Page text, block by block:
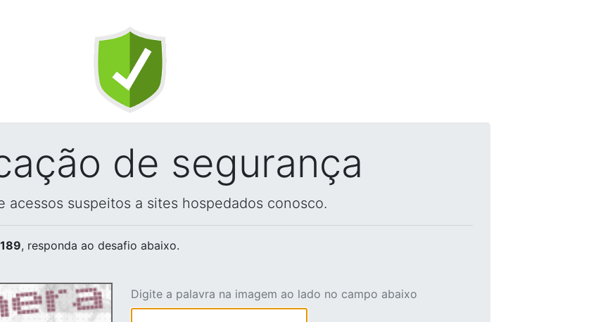
de segurança
acessos suspeitos a sites hospedados conosco.
, responda ao desafio abaixo.
Digite a palavra na imagem ao lado no campo abaixo